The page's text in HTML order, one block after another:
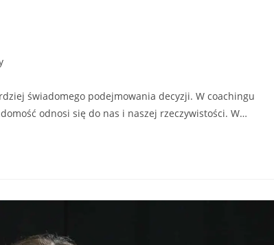
świadomego podejmowania decyzji. W coachingu
odnosi się do nas i naszej rzeczywistości. W…